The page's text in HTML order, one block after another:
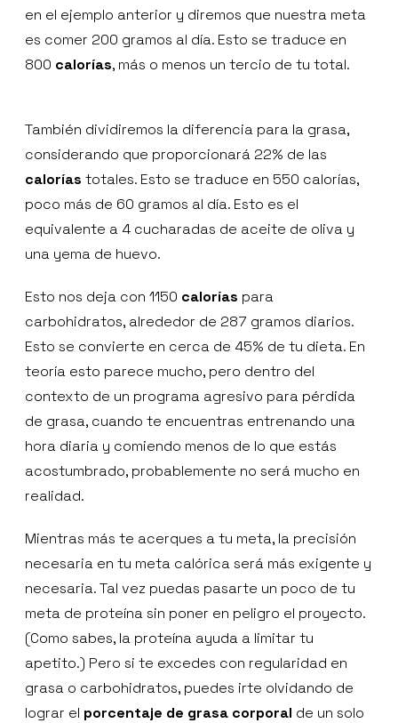
en el ejemplo anterior y diremos que nuestra meta
es comer 200 gramos al día. Esto se traduce en
800 calorías, más o menos un tercio de tu total.
También dividiremos la diferencia para la grasa,
considerando que proporcionará 22% de las
calorías totales. Esto se traduce en 550 calorías,
poco más de 60 gramos al día. Esto es el
equivalente a 4 cucharadas de aceite de oliva y
una yema de huevo.
Esto nos deja con 1150 calorías para
carbohidratos, alrededor de 287 gramos diarios.
Esto se convierte en cerca de 45% de tu dieta. En
teoría esto parece mucho, pero dentro del
contexto de un programa agresivo para pérdida
de grasa, cuando te encuentras entrenando una
hora diaria y comiendo menos de lo que estás
acostumbrado, probablemente no será mucho en
realidad.
Mientras más te acerques a tu meta, la precisión
necesaria en tu meta calórica será más exigente y
necesaria. Tal vez puedas pasarte un poco de tu
meta de proteína sin poner en peligro el proyecto.
(Como sabes, la proteína ayuda a limitar tu
apetito.) Pero si te excedes con regularidad en
grasa o carbohidratos, puedes irte olvidando de
lograr el porcentaje de grasa corporal de un solo